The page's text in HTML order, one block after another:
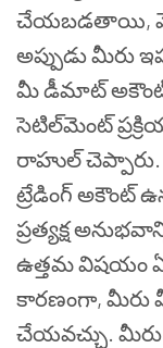
చేయబడతాయి,
అప్పుడు మీరు
మీ డీమాట్ అకౌంట్
సెటిల్‌మెంట్
రాహుల్ చెప్పారు.
ట్రేడింగ్ అకౌంట్
ప్రత్యక్ష
ఉత్తమ విషయం
కారణంగా, మీరు
చేయవచ్చు.